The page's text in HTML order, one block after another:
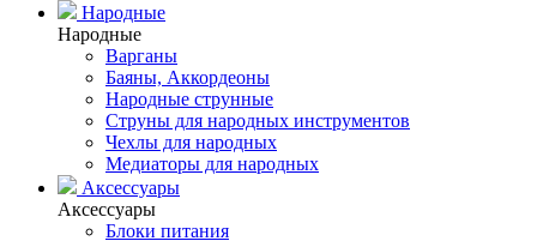
Народные
Народные
Варганы
Баяны, Аккордеоны
Народные струнные
Струны для народных инструментов
Чехлы для народных
Медиаторы для народных
Аксессуары
Аксессуары
Блоки питания